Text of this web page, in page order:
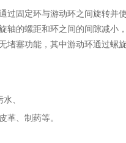
过固定环与游动环之间旋转并
轴的螺距和环之间的间隙减小
塞功能，其中游动环通过螺
、
革、制药等。